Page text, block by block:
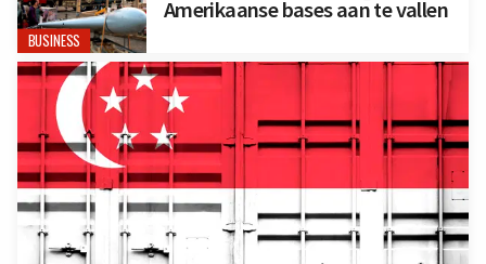
BUSINESS
Amerikaanse bases aan te vallen